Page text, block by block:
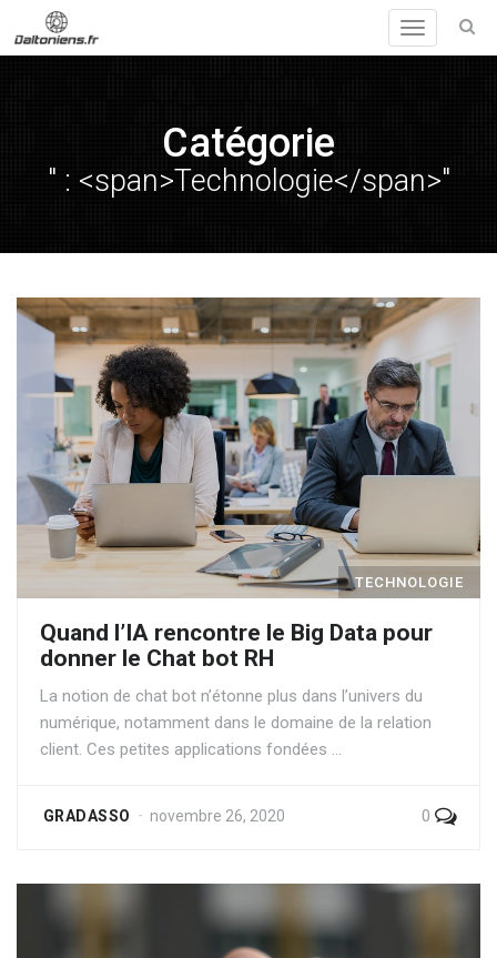
Toggle
navigation
Catégorie
" : <span>Technologie</span>"
TECHNOLOGIE
Quand l’IA rencontre le Big Data pour
donner le Chat bot RH
La notion de chat bot n’étonne plus dans l’univers du
numérique, notamment dans le domaine de la relation
client. Ces petites applications fondées …
0
GRADASSO novembre 26, 2020